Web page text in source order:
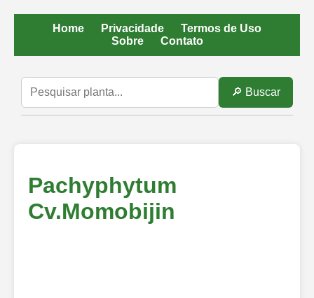
Home Privacidade
Termos de Uso
Sobre
Contato
🔎 Buscar
Pachyphytum
Cv.Momobijin